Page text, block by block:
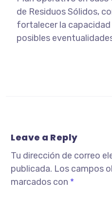
de Residuos Sólidos,
fortalecer la
posibles
Leave a Reply
Tu dirección de correo
publicada. Los campos
marcados con *